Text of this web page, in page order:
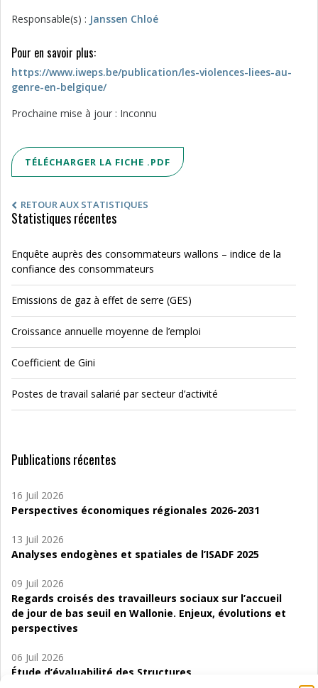
Responsable(s) : Janssen Chloé
Pour en savoir plus:
https://www.iweps.be/publication/les-violences-liees-au-
genre-en-belgique/
Prochaine mise à jour : Inconnu
TÉLÉCHARGER LA FICHE .PDF
RETOUR AUX STATISTIQUES
Statistiques récentes
Enquête auprès des consommateurs wallons – indice de la
confiance des consommateurs
Emissions de gaz à effet de serre (GES)
Croissance annuelle moyenne de l’emploi
Coefficient de Gini
Postes de travail salarié par secteur d’activité
Publications récentes
16 Juil 2026
Perspectives économiques régionales 2026-2031
13 Juil 2026
Analyses endogènes et spatiales de l’ISADF 2025
09 Juil 2026
Regards croisés des travailleurs sociaux sur l’accueil
de jour de bas seuil en Wallonie. Enjeux, évolutions et
perspectives
06 Juil 2026
Étude d’évaluabilité des Structures